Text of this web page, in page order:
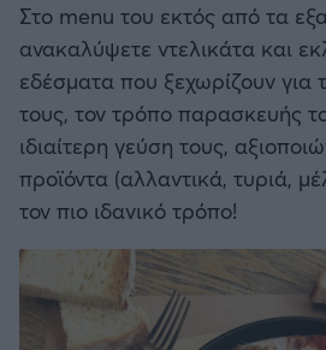
Στο menu του εκτός από τα
ανακαλύψετε ντελικάτα και
εδέσματα που ξεχωρίζουν για
τους, τον τρόπο παρασκευής
ιδιαίτερη γεύση τους,
προϊόντα (αλλαντικά, τυριά,
τον πιο ιδανικό τρόπο!